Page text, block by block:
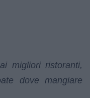
migliori ristoranti,
dove mangiare